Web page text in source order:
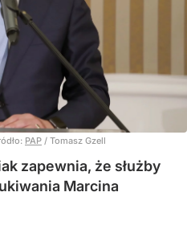
PAP / Tomasz Gzell
zapewnia, że służby
Marcina